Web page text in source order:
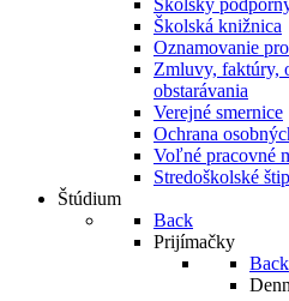
Školský
Školská knižnica
Oznamovanie
Zmluvy, faktúry,
obstarávania
Verejné smernice
Ochrana
Voľné pracovné
Stredoškolské
Štúdium
Back
Prijímačky
Back